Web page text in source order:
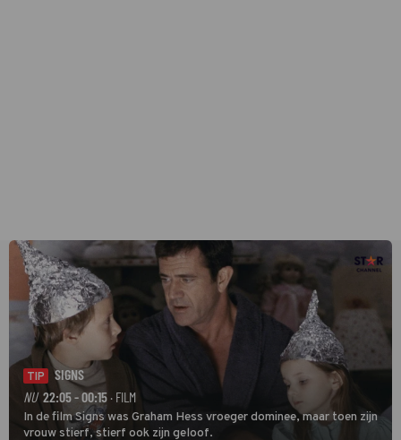
TIP
SIGNS
NU 22:05 - 00:15 · FILM
In de film Signs was Graham Hess vroeger dominee, maar toen zijn
vrouw stierf, stierf ook zijn geloof.